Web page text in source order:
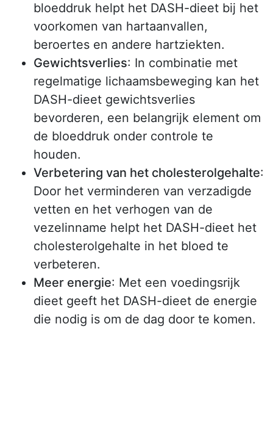
bloeddruk helpt het DASH-dieet bij het
voorkomen van hartaanvallen,
beroertes en andere hartziekten.
Gewichtsverlies: In combinatie met
regelmatige lichaamsbeweging kan het
DASH-dieet gewichtsverlies
bevorderen, een belangrijk element om
de bloeddruk onder controle te
houden.
Verbetering van het cholesterolgehalte:
Door het verminderen van verzadigde
vetten en het verhogen van de
vezelinname helpt het DASH-dieet het
cholesterolgehalte in het bloed te
verbeteren.
Meer energie: Met een voedingsrijk
dieet geeft het DASH-dieet de energie
die nodig is om de dag door te komen.